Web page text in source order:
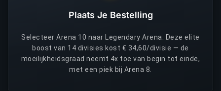
Plaats Je Bestelling
Selecteer Arena 10 naar Legendary Arena. Deze elite
boost van 14 divisies kost € 34,60/divisie — de
moeilijkheidsgraad neemt 4x toe van begin tot einde,
met een piek bij Arena 8.